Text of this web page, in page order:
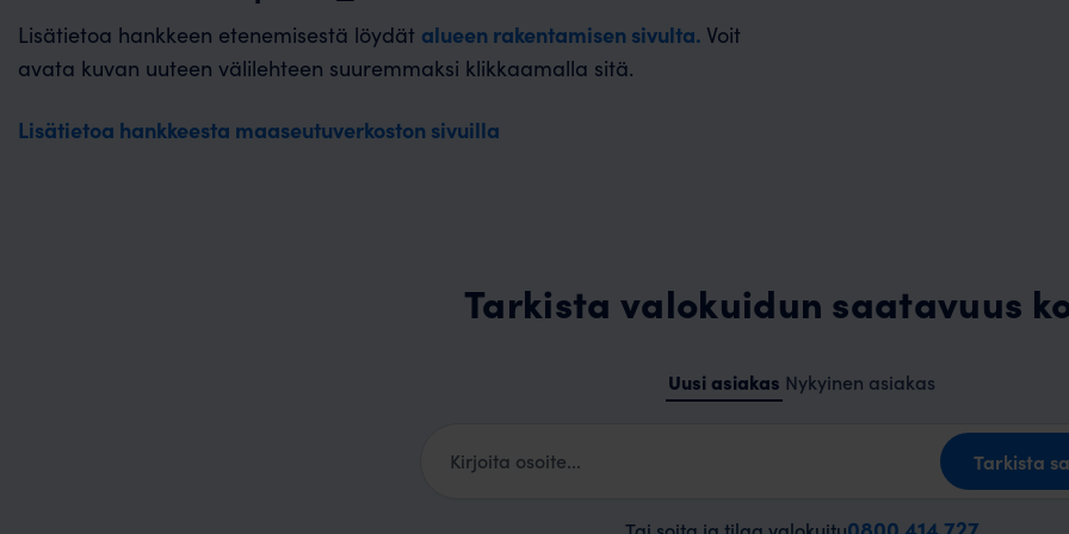
Lisätietoa hankkeen etenemisestä löydät alueen rakentamisen sivulta. Voit
avata kuvan uuteen välilehteen suuremmaksi klikkaamalla sitä.
Lisätietoa hankkeesta maaseutuverkoston sivuilla
Tarkista valokuidun saatavuus
Uusi asiakas Nykyinen asiakas
Tarkista
0800 414 727